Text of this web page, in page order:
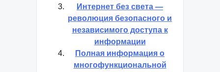
Интернет без света —
революция безопасного и
независимого доступа к
информации
Полная информация о
многофункциональной